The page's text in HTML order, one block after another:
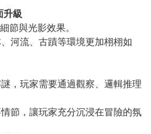
升級
節與光影效果。
河流、古蹟等環境更加栩栩如
，玩家需要通過觀察、邏輯推理
節，讓玩家充分沉浸在冒險的氛